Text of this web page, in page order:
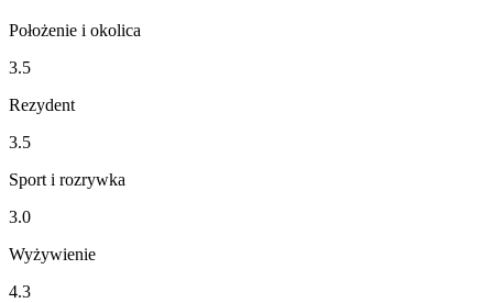
Położenie i okolica
3.5
Rezydent
3.5
Sport i rozrywka
3.0
Wyżywienie
4.3